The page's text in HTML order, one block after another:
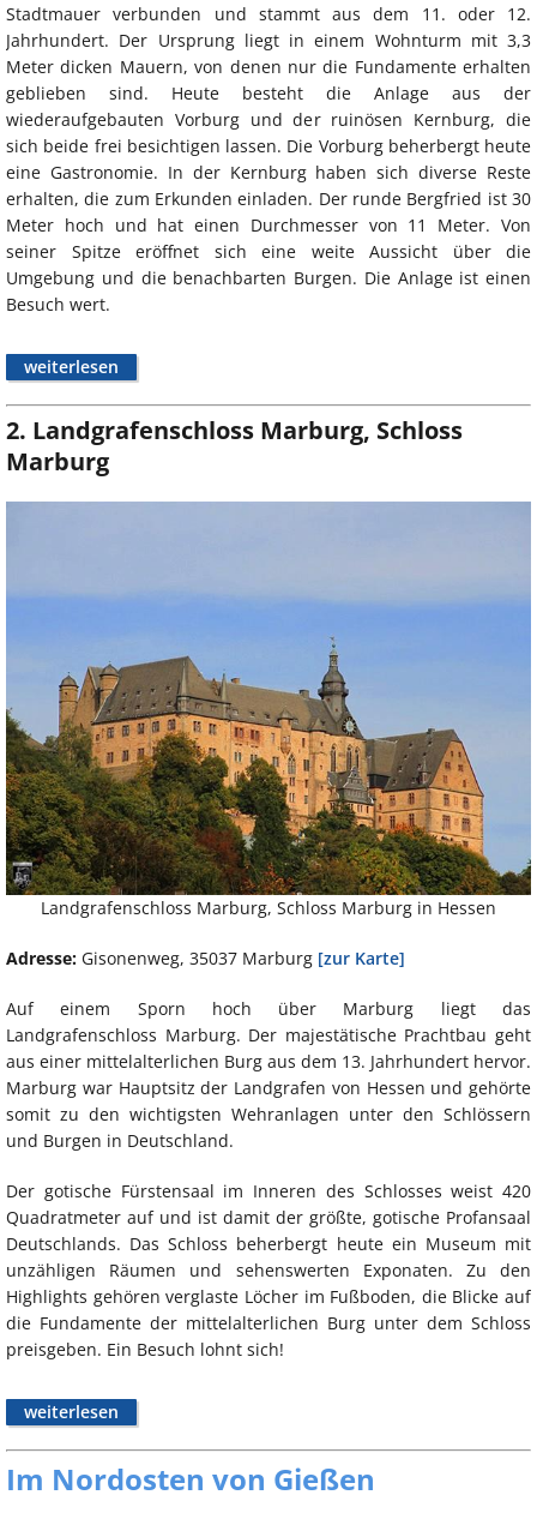
Stadtmauer verbunden und stammt aus dem 11. oder 12.
Jahrhundert. Der Ursprung liegt in einem Wohnturm mit 3,3
Meter dicken Mauern, von denen nur die Fundamente erhalten
geblieben sind. Heute besteht die Anlage aus der
wiederaufgebauten Vorburg und der ruinösen Kernburg, die
sich beide frei besichtigen lassen. Die Vorburg beherbergt heute
eine Gastronomie. In der Kernburg haben sich diverse Reste
erhalten, die zum Erkunden einladen. Der runde Bergfried ist 30
Meter hoch und hat einen Durchmesser von 11 Meter. Von
seiner Spitze eröffnet sich eine weite Aussicht über die
Umgebung und die benachbarten Burgen. Die Anlage ist einen
Besuch wert.
weiterlesen
2. Landgrafenschloss Marburg, Schloss
Marburg
Landgrafenschloss Marburg, Schloss Marburg in Hessen
Adresse: Gisonenweg, 35037 Marburg [zur Karte]
Auf einem Sporn hoch über Marburg liegt das
Landgrafenschloss Marburg. Der majestätische Prachtbau geht
aus einer mittelalterlichen Burg aus dem 13. Jahrhundert hervor.
Marburg war Hauptsitz der Landgrafen von Hessen und gehörte
somit zu den wichtigsten Wehranlagen unter den Schlössern
und Burgen in Deutschland.
Der gotische Fürstensaal im Inneren des Schlosses weist 420
Quadratmeter auf und ist damit der größte, gotische Profansaal
Deutschlands. Das Schloss beherbergt heute ein Museum mit
unzähligen Räumen und sehenswerten Exponaten. Zu den
Highlights gehören verglaste Löcher im Fußboden, die Blicke auf
die Fundamente der mittelalterlichen Burg unter dem Schloss
preisgeben. Ein Besuch lohnt sich!
weiterlesen
Im Nordosten von Gießen